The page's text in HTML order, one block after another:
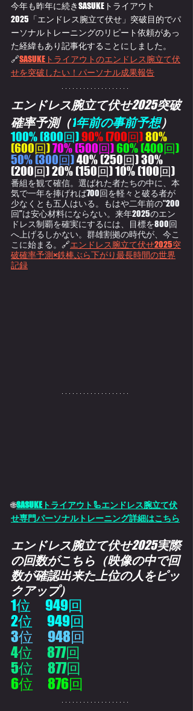
今年も昨年に続きSASUKEトライアウト
2025「エンドレス腕立て伏せ」突破目的でパ
ーソナルトレーニングのリピート依頼があっ
た経緯もあり記事化することにしました。
🔗SASUKEトライアウトのエンドレス腕立て伏
せを突破したい！パーソナル成果報告
エンドレス腕立て伏せ2025突破
確率予測（1年前の事前予想）
100% (800回) 90% (700回) 80%
(600回) 70% (500回) 60% (400回)
50% (300回) 40% (250回) 30%
(200回) 20% (150回) 10% (100回)
番組を観て確信。選ばれた者たちの中に、本
気で一年を捧げれば700回を軽々と破る者が
少なくとも五人はいる。もはや二年前の“200
回”は安心材料にならない。来年2025のエン
ドレス制覇を確実にするには、目標を800回
へ上げるしかない。群雄割拠の時代が、今こ
こに始まる。 🔗エンドレス腕立て伏せ2025突
破確率予測×鉄棒ぶら下がり最長時間の世界
記録
🌐SASUKEトライアウト🦾エンドレス腕立て伏
せ専門パーソナルトレーニング詳細はこちら
エンドレス腕立て伏せ2025実際
の回数がこちら（映像の中で回
数が確認出来た上位の人をピッ
クアップ）
1位　949回
2位　949回
3位　948回
4位　877回
5位　877回
6位　876回